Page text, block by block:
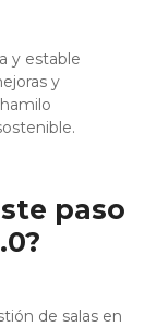
y estable
y
paso
de salas en